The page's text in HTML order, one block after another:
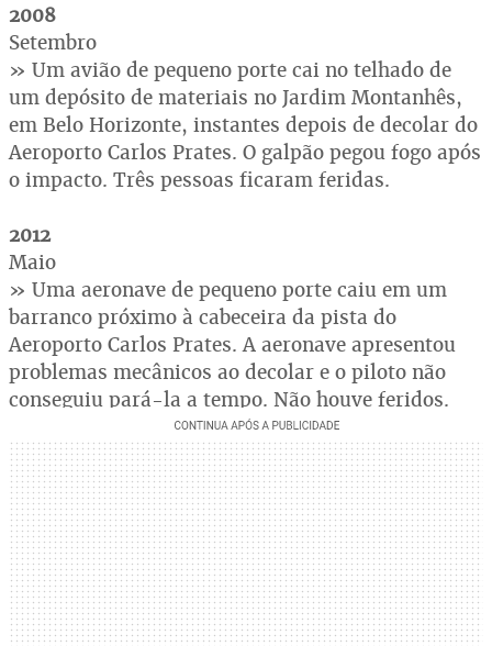
2008
Setembro
» Um avião de pequeno porte cai no telhado de
um depósito de materiais no Jardim Montanhês,
em Belo Horizonte, instantes depois de decolar do
Aeroporto Carlos Prates. O galpão pegou fogo após
o impacto. Três pessoas ficaram feridas.
2012
Maio
» Uma aeronave de pequeno porte caiu em um
barranco próximo à cabeceira da pista do
Aeroporto Carlos Prates. A aeronave apresentou
problemas mecânicos ao decolar e o piloto não
conseguiu pará-la a tempo. Não houve feridos.